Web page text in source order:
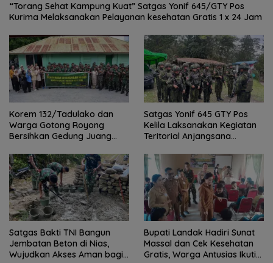
“Torang Sehat Kampung Kuat” Satgas Yonif 645/GTY Pos
Kurima Melaksanakan Pelayanan kesehatan Gratis 1 x 24 Jam
Korem 132/Tadulako dan
Warga Gotong Royong
Bersihkan Gedung Juang
Satgas Yonif 645 GTY Pos
Kelila Laksanakan Kegiatan
Teritorial Anjangsana
Lurah
Satgas Bakti TNI Bangun
Jembatan Beton di Nias,
Wujudkan Akses Aman bagi
Bupati Landak Hadiri Sunat
Massal dan Cek Kesehatan
Gratis, Warga Antusias Ikuti